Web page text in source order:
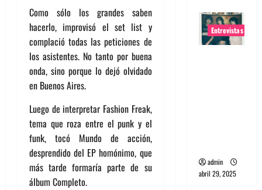
Como sólo los grandes saben
hacerlo, improvisó el set list y
complació todas las peticiones de
los asistentes. No tanto por buena
onda, sino porque lo dejó olvidado
en Buenos Aires.
Luego de interpretar Fashion Freak,
tema que roza entre el punk y el
funk, tocó Mundo de acción,
desprendido del EP homónimo, que
más tarde formaría parte de su
álbum Completo.
Entrevistas
admin
abril 29, 2025